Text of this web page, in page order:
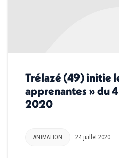
Trélazé (49) initie
apprenantes » du
2020
ANIMATION 24 juillet 2020